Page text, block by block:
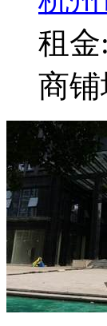
租金
商